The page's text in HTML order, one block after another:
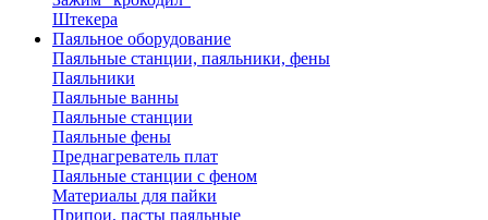
Штекера
Паяльное оборудование
Паяльные станции, паяльники, фены
Паяльники
Паяльные ванны
Паяльные станции
Паяльные фены
Преднагреватель плат
Паяльные станции с феном
Материалы для пайки
Припои, пасты паяльные